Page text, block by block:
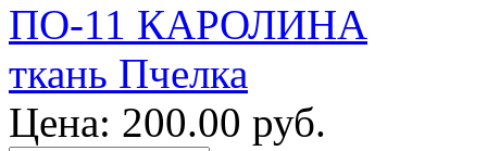
Цена: 200.00 руб.